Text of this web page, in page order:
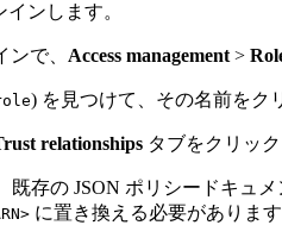
インします。
で、 Access management >
) を見つけて、その名前をク
relationships タブをクリック
既存の JSON ポリシードキュ
に置き換える必要があります